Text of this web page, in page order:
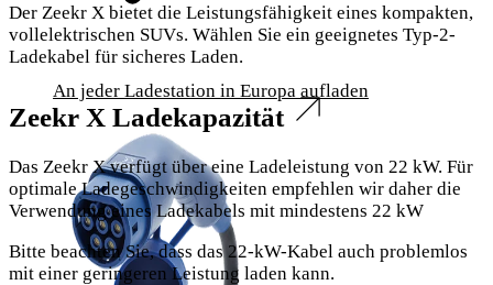
An jeder Ladestation in Europa aufladen
Der Zeekr X bietet die Leistungsfähigkeit eines kompakten,
vollelektrischen SUVs. Wählen Sie ein geeignetes Typ-2-
Ladekabel für sicheres Laden.
Zeekr X Ladekapazität
Das Zeekr X verfügt über eine Ladeleistung von 22 kW. Für
optimale Ladegeschwindigkeiten empfehlen wir daher die
Verwendung eines Ladekabels mit mindestens 22 kW
Bitte beachten Sie, dass das 22-kW-Kabel auch problemlos
mit einer geringeren Leistung laden kann.